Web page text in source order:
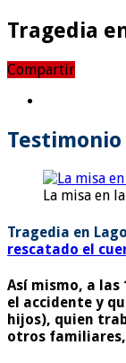
Tragedia
Compartir
La misa en
Tragedia en
rescatado el
Así mismo, a las
el accidente y
hijos), quien
otros familiares,